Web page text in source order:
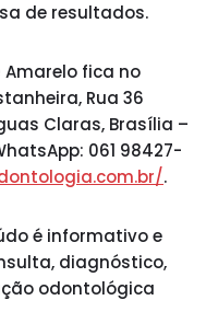
de resultados.
fica no
Rua 36
Claras, Brasília –
061 98427-
.
é informativo e
diagnóstico,
odontológica